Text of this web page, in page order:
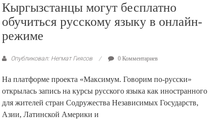
Кыргызстанцы могут бесплатно
обучиться русскому языку в онлайн-
режиме
Опубликовал: Негмат Гиясов 0 Комментариев
На платформе проекта «Максимум. Говорим по-русски»
открылась запись на курсы русского языка как иностранного
для жителей стран Содружества Независимых Государств,
Азии, Латинской Америки и